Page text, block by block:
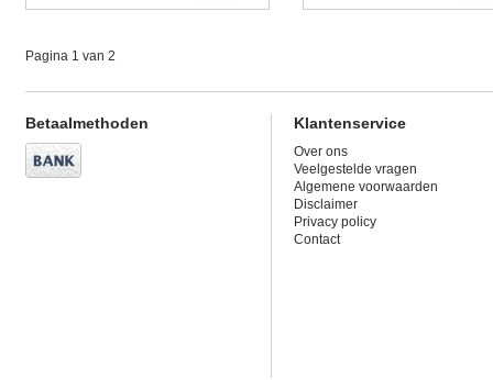
Pagina 1 van 2
Betaalmethoden Klantenservice
Over ons
Veelgestelde vragen
Algemene voorwaarden
Disclaimer
Privacy policy
Contact